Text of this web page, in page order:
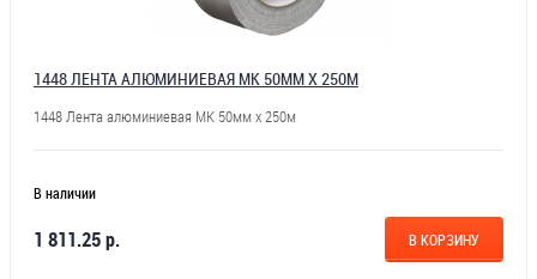
1448 ЛЕНТА АЛЮМИНИЕВАЯ МК 50ММ Х 250М
1448 Лента алюминиевая МК 50мм х 250м
В наличии
1 811.25 р. В КОРЗИНУ